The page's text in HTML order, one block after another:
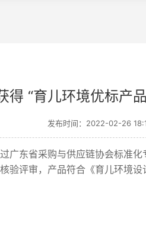
得 “育儿环境优标产
发布时间：2022-02-26
广东省采购与供应链协会标准
验评审，产品符合《育儿环境